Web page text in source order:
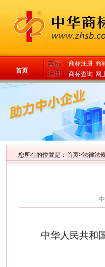
首页
商标注册 商
商标查询 网
您所在的位置是： 首页>法律法
中华人民共和